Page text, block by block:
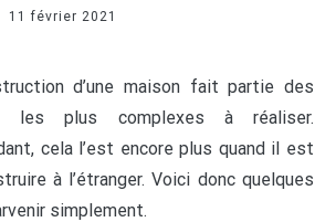
11 février 2021
d’une maison fait partie des
les plus complexes à réaliser.
cela l’est encore plus quand il est
à l’étranger. Voici donc quelques
simplement.